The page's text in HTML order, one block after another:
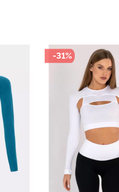
-31%
Бесшовные стринги STRING
BRIEFS (черный) Giulia
299 грн.